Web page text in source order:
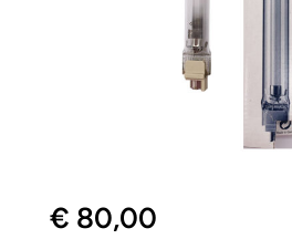
€ 80,00